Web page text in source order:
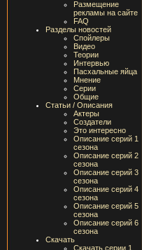
Размещение
рекламы на сайте
FAQ
Разделы новостей
Спойлеры
Видео
Теории
Интервью
Пасхальные яйца
Мнение
Серии
Общие
Статьи / Описания
Актеры
Создатели
Это интересно
Описание серий 1
сезона
Описание серий 2
сезона
Описание серий 3
сезона
Описание серий 4
сезона
Описание серий 5
сезона
Описание серий 6
сезона
Скачать
Скачать серии 1